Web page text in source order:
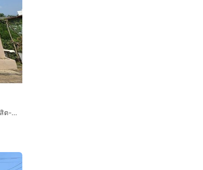
บ้านเดี่ยว 2 ชั้น 51 ตร.ว. บ้านเดี่ยว ซอยรังสิต-นครนายก16 ถนนรังสิต-นครนายก ธัญบุรี ปทุมธานี